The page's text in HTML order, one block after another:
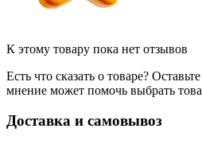
К этому товару пока нет отзывов
Есть что сказать о товаре?
мнение может помочь выбрать
Доставка и самовывоз